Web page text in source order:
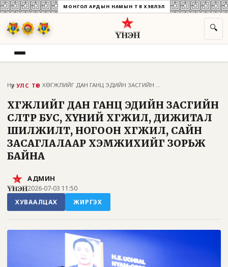
МОНГОЛ АРДЫН НАМЫН ТӨВ ХЭВЛЭЛ
🔍
Нүүр УЛС ТӨР › ХӨГЖЛИЙГ ДАН ГАНЦ ЭДИЙН ЗАСГИЙН ӨСӨЛТӨӨР...
ХӨГЖЛИЙГ ДАН ГАНЦ ЭДИЙН ЗАСГИЙН
ӨСӨЛТӨӨР БУС, ХҮНИЙ ХӨГЖИЛ, ДИЖИТАЛ
ШИЛЖИЛТ, НОГООН ХӨГЖИЛ, САЙН
ЗАСАГЛАЛААР ХЭМЖИХИЙГ ЗОРЬЖ
БАЙНА
АДМИН
2026-07-03 11:50
ХУВААЛЦАХ
ЖИРГЭХ